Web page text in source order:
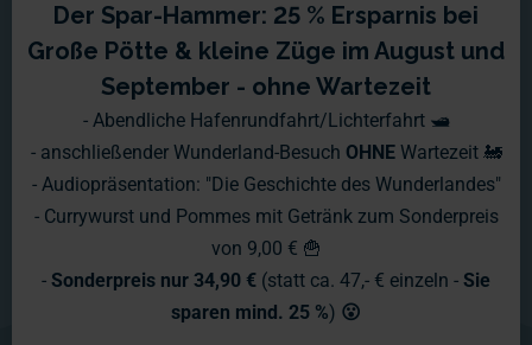
Zu Besuch im Miniatur
Wunderland
Sie planen uns im Wunderland zu
besuchen? Dann soll es Ihnen nicht an
Informationen rund um Ihren
Aufenthalt bei uns fehlen. Auf den
Der Spar-Hammer: 25 % Ersparnis bei
Große Pötte & kleine Züge im August und
September - ohne Wartezeit
- Abendliche Hafenrundfahrt/Lichterfahrt 🛥️
- anschließender Wunderland-Besuch OHNE Wartezeit 🚂
- Audiopräsentation: "Die Geschichte des Wunderlandes"
- Currywurst und Pommes mit Getränk zum Sonderpreis
von 9,00 € 🍟
- Sonderpreis nur 34,90 € (statt ca. 47,- € einzeln - Sie
sparen mind. 25 %) 😮